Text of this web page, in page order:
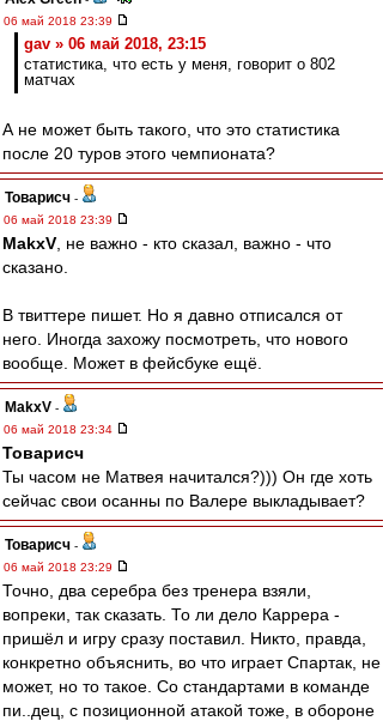
06 май 2018 23:39
gav » 06 май 2018, 23:15
статистика, что есть у меня, говорит о 802
матчах
А не может быть такого, что это статистика
после 20 туров этого чемпионата?
Товарисч -
06 май 2018 23:39
MakxV , не важно - кто сказал, важно - что
сказано.
В твиттере пишет. Но я давно отписался от
него. Иногда захожу посмотреть, что нового
вообще. Может в фейсбуке ещё.
MakxV -
06 май 2018 23:34
Товарисч
Ты часом не Матвея начитался?))) Он где хоть
сейчас свои осанны по Валере выкладывает?
Товарисч -
06 май 2018 23:29
Точно, два серебра без тренера взяли,
вопреки, так сказать. То ли дело Каррера -
пришёл и игру сразу поставил. Никто, правда,
конкретно объяснить, во что играет Спартак, не
может, но то такое. Со стандартами в команде
пи..дец, с позиционной атакой тоже, в обороне